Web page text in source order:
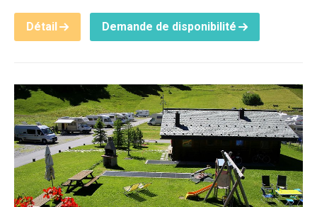
Détail Demande de disponibilité